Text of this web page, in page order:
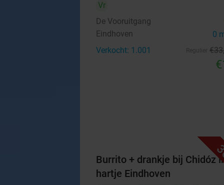
Vr
De Vooruitgang
Eindhoven 0
Verkocht: 1.001 €33
Burrito + drankje bij Chidóz
hartje Eindhoven